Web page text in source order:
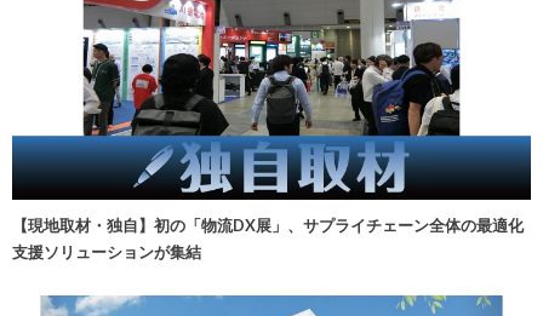
【現地取材・独自】初の「物流DX展」、サプライチェーン全体の最適化
支援ソリューションが集結